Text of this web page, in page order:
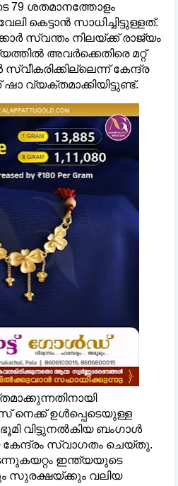
79 ശതമാനത്തോളം
കെട്ടാൻ സാധിച്ചിട്ടുള്ളത്.
സ്വന്തം നിലയ്ക്ക് രാജ്യം
അവർക്കെതിരെ മറ്റ്
കേന്ദ്ര
വ്യക്തമാക്കിയിട്ടുണ്ട്.
നെക്ക് ഉൾപ്പെടെയുള്ള
ഭൂമി വിട്ടുനൽകിയ ബംഗാൾ
കേന്ദ്രം സ്വാഗതം ചെയ്തു.
ഇന്ത്യയുടെ
സുരക്ഷയ്ക്കും വലിയ